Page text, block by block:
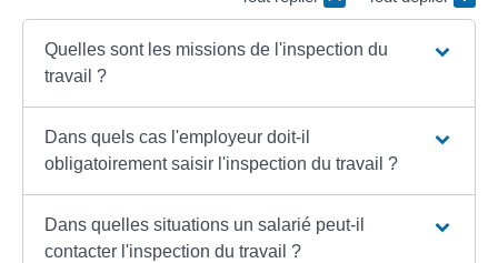
Quelles sont les missions de l'inspection du
travail ?
Dans quels cas l'employeur doit-il
obligatoirement saisir l'inspection du travail ?
Dans quelles situations un salarié peut-il
contacter l'inspection du travail ?